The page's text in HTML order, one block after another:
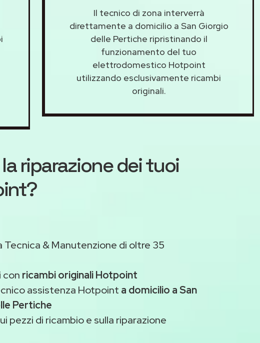
Il tecnico di zona interverrà
direttamente a domicilio a San Giorgio
delle Pertiche ripristinando il
funzionamento del tuo
elettrodomestico Hotpoint
utilizzando esclusivamente ricambi
originali.
riparazione dei tuoi
Tecnica & Manutenzione di oltre 35
con ricambi originali Hotpoint
assistenza Hotpoint a domicilio a San
Pertiche
pezzi di ricambio e sulla riparazione